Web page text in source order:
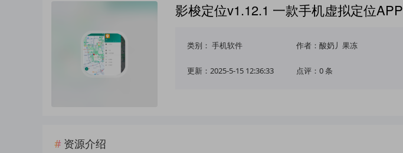
影梭定位v1.12.1 一款手机虚拟定位APP
类别： 手机软件 作者：酸奶丿果冻
更新：2025-5-15 12:36:33 点评：0 条
资源介绍